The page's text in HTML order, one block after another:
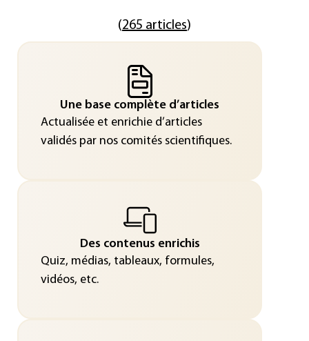
(265 articles)
Une base complète d’articles
Actualisée et enrichie d’articles
validés par nos comités scientifiques.
Des contenus enrichis
Quiz, médias, tableaux, formules,
vidéos, etc.